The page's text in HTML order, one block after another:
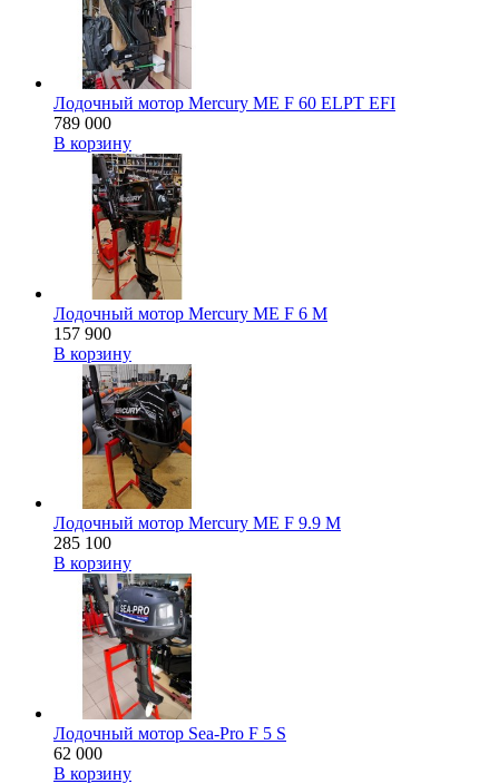
Лодочный мотор Mercury ME F 60 ELPT EFI
789 000
В корзину
Лодочный мотор Mercury ME F 6 M
157 900
В корзину
Лодочный мотор Mercury ME F 9.9 M
285 100
В корзину
Лодочный мотор Sea-Pro F 5 S
62 000
В корзину